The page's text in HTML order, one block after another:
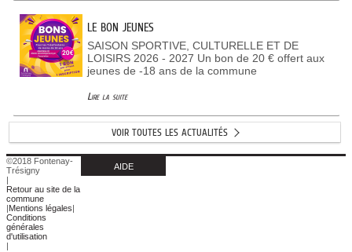
LE BON JEUNES
SAISON SPORTIVE, CULTURELLE ET DE
LOISIRS 2026 - 2027 Un bon de 20 € offert aux
jeunes de -18 ans de la commune
Lire la suite
VOIR TOUTES LES ACTUALITÉS
©2018 Fontenay-
Trésigny
|
Retour au site de la
commune
|Mentions légales|
Conditions
générales
d'utilisation
|
AIDE